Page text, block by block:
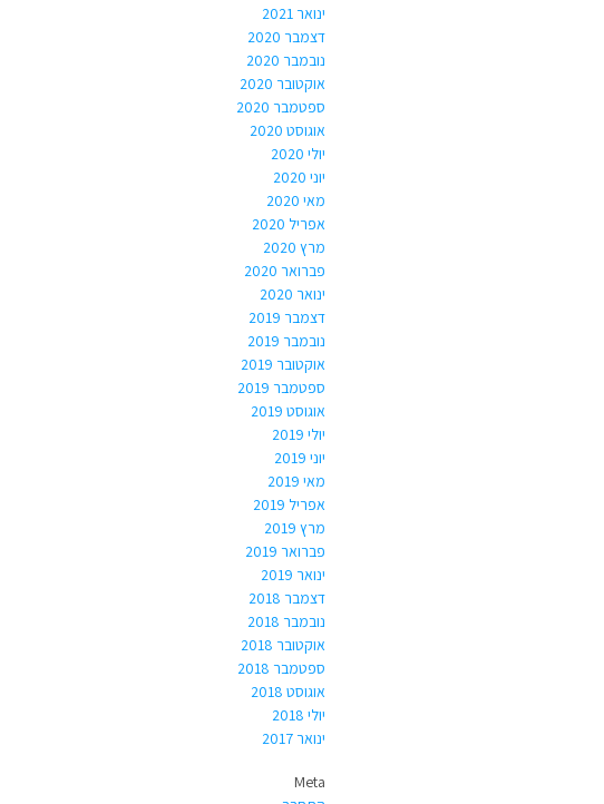
ינואר 2021
דצמבר 2020
נובמבר 2020
אוקטובר 2020
ספטמבר 2020
אוגוסט 2020
יולי 2020
יוני 2020
מאי 2020
אפריל 2020
מרץ 2020
פברואר 2020
ינואר 2020
דצמבר 2019
נובמבר 2019
אוקטובר 2019
ספטמבר 2019
אוגוסט 2019
יולי 2019
יוני 2019
מאי 2019
אפריל 2019
מרץ 2019
פברואר 2019
ינואר 2019
דצמבר 2018
נובמבר 2018
אוקטובר 2018
ספטמבר 2018
אוגוסט 2018
יולי 2018
ינואר 2017
Meta